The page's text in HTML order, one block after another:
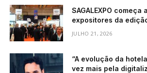
SAGALEXPO começa
expositores da
JULHO 21, 2026
“A evolução da
vez mais pela